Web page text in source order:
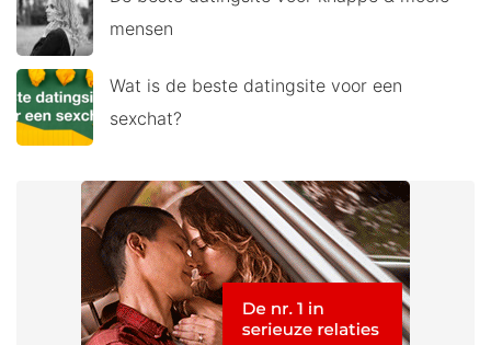
mensen
Wat is de beste datingsite voor een
sexchat?